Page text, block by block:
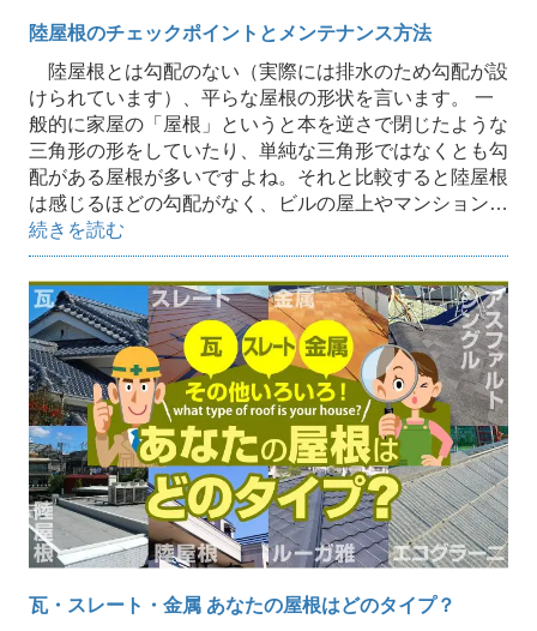
陸屋根のチェックポイントとメンテナンス方法
陸屋根とは勾配のない（実際には排水のため勾配が設
けられています）、平らな屋根の形状を言います。 一
般的に家屋の「屋根」というと本を逆さで閉じたような
三角形の形をしていたり、単純な三角形ではなくとも勾
配がある屋根が多いですよね。それと比較すると陸屋根
は感じるほどの勾配がなく、ビルの屋上やマンション…
続きを読む
瓦・スレート・金属 あなたの屋根はどのタイプ？